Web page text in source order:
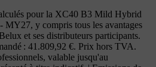
pour la XC40 B3 Mild Hybrid
y compris tous les avantages
et ses distributeurs participants.
: 41.809,92 €. Prix hors TVA.
valable jusqu'au